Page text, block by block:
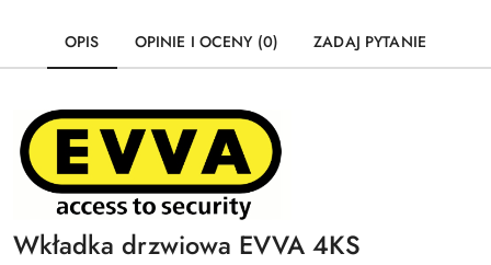
OPIS OPINIE I OCENY (0) ZADAJ PYTANIE
Wkładka drzwiowa EVVA 4KS